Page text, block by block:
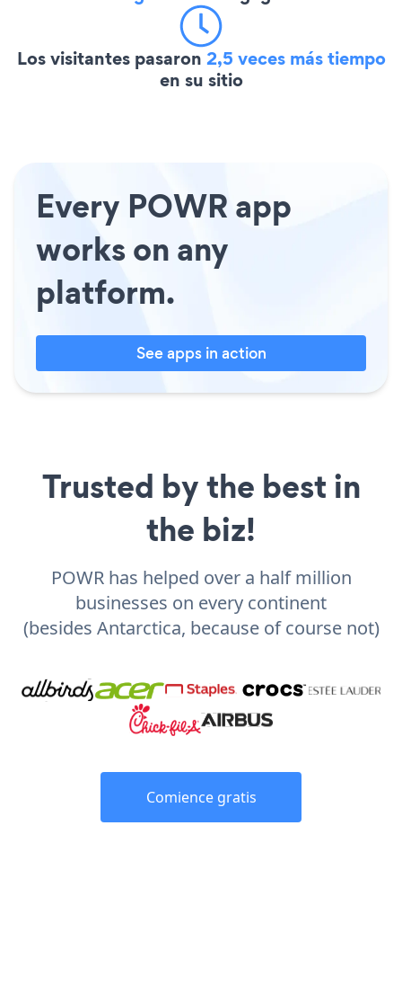
Los visitantes pasaron 2,5 veces más tiempo
en su sitio
Every POWR app
works on any
platform.
See apps in action
Trusted by the best in
the biz!
POWR has helped over a half million
businesses on every continent
(besides Antarctica, because of course not)
Comience gratis